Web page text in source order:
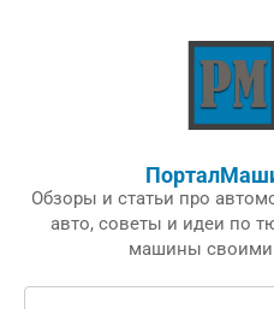
Обзоры и статьи про
авто, советы и идеи по
машины своими
Поиск: